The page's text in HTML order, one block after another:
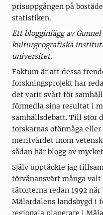
prisuppgången på
statistiken.
Ett blogginlägg av
kulturgeografiska
universitet.
Faktum är att dessa
forskningsprojekt har
det varit svårt för
förmedla sina resultat i
samhällsdebatt. Till stor
forskarnas oförmåga
meritvärdet inom
sådan här blogg av
Själv upptäckte jag
förvånansvärt många
tätorterna redan 1992
Mälardalens landsbygd i
regionala planerare i